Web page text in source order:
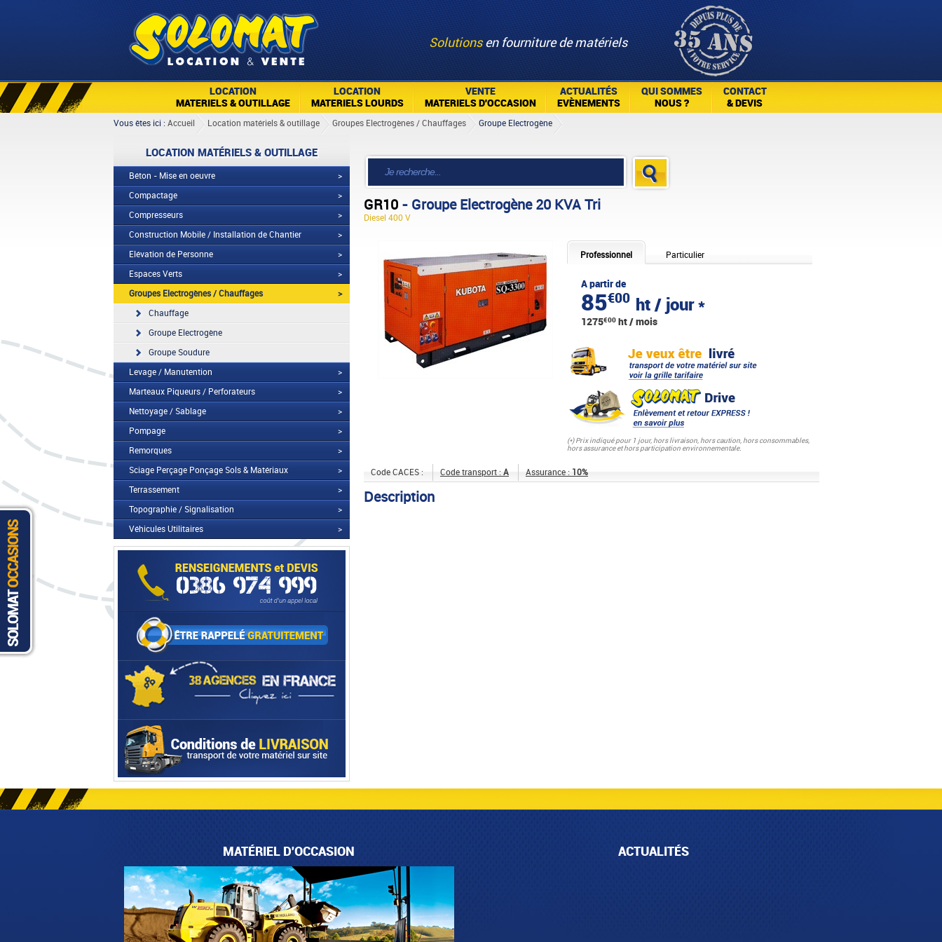
Solutionsen fourniture de matériels
LOCATION
MATERIELS & OUTILLAGE
LOCATION
MATERIELS LOURDS
VENTE
MATERIELS D'OCCASION
ACTUALITÉS
EVÈNEMENTS
QUI SOMMES
NOUS ?
CONTACT
& DEVIS
Vous êtes ici : Accueil Location matériels & outillage Groupes Electrogènes / Chauffages Groupe Electrogène
LOCATION MATÉRIELS & OUTILLAGE
Béton - Mise en oeuvre
>
Compactage
>
Compresseurs
>
Construction Mobile / Installation de Chantier
>
Elévation de Personne
>
Espaces Verts
>
Groupes Electrogènes / Chauffages
>
Chauffage
Groupe Electrogène
Groupe Soudure
Levage / Manutention
>
Marteaux Piqueurs / Perforateurs
>
Nettoyage / Sablage
>
Pompage
>
Remorques
>
Sciage Perçage Ponçage Sols & Matériaux
>
Terrassement
>
Topographie / Signalisation
>
Véhicules Utilitaires
>
GR10 - Groupe Electrogène 20 KVA Tri
Diesel 400 V
Professionnel Particulier
A partir de
85€00 ht / jour *
1275€00 ht / mois
(*) Prix indiqué pour 1 jour, hors livraison, hors caution, hors consommables,
hors assurance et hors participation environnementale.
Code CACES : Code transport : A Assurance : 10%
Description
MATÉRIEL D'OCCASION ACTUALITÉS